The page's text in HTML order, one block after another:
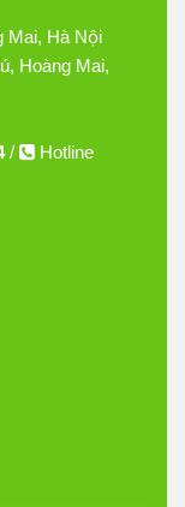
Mai, Hà Nội
Hoàng Mai,
/
Hotline